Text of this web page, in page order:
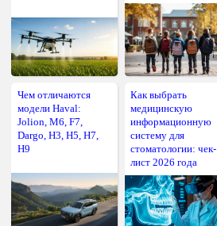
Чем отличаются
модели Haval:
Jolion, M6, F7,
Dargo, H3, H5, H7,
H9
Как выбрать
медицинскую
информационную
систему для
стоматологии: чек-
лист 2026 года